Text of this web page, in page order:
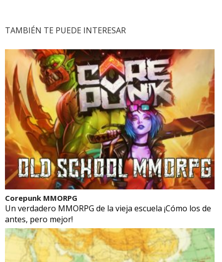
TAMBIÉN TE PUEDE INTERESAR
Corepunk MMORPG
Un verdadero MMORPG de la vieja escuela ¡Cómo los de
antes, pero mejor!